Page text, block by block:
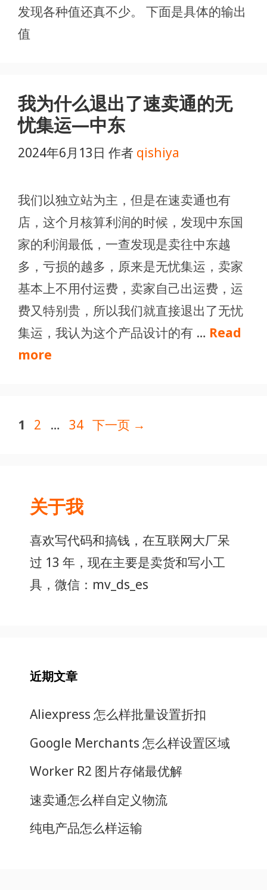
发现各种值还真不少。 下面是具体的输出
值
我为什么退出了速卖通的无
忧集运—中东
2024年6月13日 作者 qishiya
我们以独立站为主，但是在速卖通也有
店，这个月核算利润的时候，发现中东国
家的利润最低，一查发现是卖往中东越
多，亏损的越多，原来是无忧集运，卖家
基本上不用付运费，卖家自己出运费，运
费又特别贵，所以我们就直接退出了无忧
集运，我认为这个产品设计的有 … Read
more
页
1
页
2 …
页
34 下一页 →
关于我
喜欢写代码和搞钱，在互联网大厂呆
过 13 年，现在主要是卖货和写小工
具，微信：mv_ds_es
近期文章
Aliexpress 怎么样批量设置折扣
Google Merchants 怎么样设置区域
Worker R2 图片存储最优解
速卖通怎么样自定义物流
纯电产品怎么样运输